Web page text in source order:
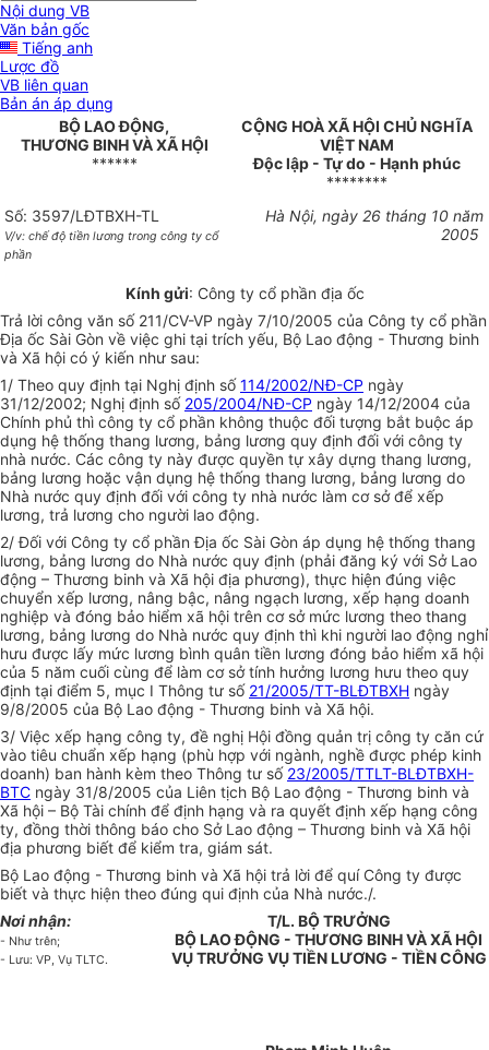
Nội dung VB
Văn bản gốc
Tiếng anh
Lược đồ
VB liên quan
Bản án áp dụng
BỘ LAO ĐỘNG,
THƯƠNG BINH VÀ XÃ HỘI
******
CỘNG HOÀ XÃ HỘI CHỦ NGHĨA
VIỆT NAM
Độc lập - Tự do - Hạnh phúc
********
Số: 3597/LĐTBXH-TL
V/v: chế độ tiền lương trong công ty cổ
phần
Hà Nội, ngày 26 tháng 10 năm
2005
Kính gửi: Công ty cổ phần địa ốc
Trả lời công văn số 211/CV-VP ngày 7/10/2005 của Công ty cổ phần
Địa ốc Sài Gòn về việc ghi tại trích yếu, Bộ Lao động - Thương binh
và Xã hội có ý kiến như sau:
1/ Theo quy định tại Nghị định số114/2002/NĐ-CP ngày
31/12/2002; Nghị định số 205/2004/NĐ-CP ngày 14/12/2004 của
Chính phủ thì công ty cổ phần không thuộc đối tượng bắt buộc áp
dụng hệ thống thang lương, bảng lương quy định đối với công ty
nhà nước. Các công ty này được quyền tự xây dựng thang lương,
bảng lương hoặc vận dụng hệ thống thang lương, bảng lương do
Nhà nước quy định đối với công ty nhà nước làm cơ sở để xếp
lương, trả lương cho người lao động.
2/ Đối với Công ty cổ phần Địa ốc Sài Gòn áp dụng hệ thống thang
lương, bảng lương do Nhà nước quy định (phải đăng ký với Sở Lao
động – Thương binh và Xã hội địa phương), thực hiện đúng việc
chuyển xếp lương, nâng bậc, nâng ngạch lương, xếp hạng doanh
nghiệp và đóng bảo hiểm xã hội trên cơ sở mức lương theo thang
lương, bảng lương do Nhà nước quy định thì khi người lao động nghỉ
hưu được lấy mức lương bình quân tiền lương đóng bảo hiểm xã hội
của 5 năm cuối cùng để làm cơ sở tính hưởng lương hưu theo quy
định tại điểm 5, mục I Thông tư số 21/2005/TT-BLĐTBXH ngày
9/8/2005 của Bộ Lao động - Thương binh và Xã hội.
3/ Việc xếp hạng công ty, đề nghị Hội đồng quản trị công ty căn cứ
vào tiêu chuẩn xếp hạng (phù hợp với ngành, nghề được phép kinh
doanh) ban hành kèm theo Thông tư số 23/2005/TTLT-BLĐTBXH-
BTC ngày 31/8/2005 của Liên tịch Bộ Lao động - Thương binh và
Xã hội – Bộ Tài chính để định hạng và ra quyết định xếp hạng công
ty, đồng thời thông báo cho Sở Lao động – Thương binh và Xã hội
địa phương biết để kiểm tra, giám sát.
Bộ Lao động - Thương binh và Xã hội trả lời để quí Công ty được
biết và thực hiện theo đúng qui định của Nhà nước./.
Nơi nhận:
- Như trên;
- Lưu: VP, Vụ TLTC.
T/L. BỘ TRƯỞNG
BỘ LAO ĐỘNG - THƯƠNG BINH VÀ XÃ HỘI
VỤ TRƯỞNG VỤ TIỀN LƯƠNG - TIỀN CÔNG